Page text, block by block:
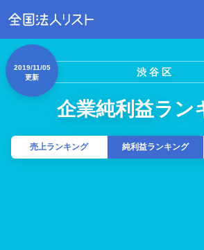
渋谷区
企業純利益ラン
2019/11/05
更新
売上ランキング 純利益ランキング